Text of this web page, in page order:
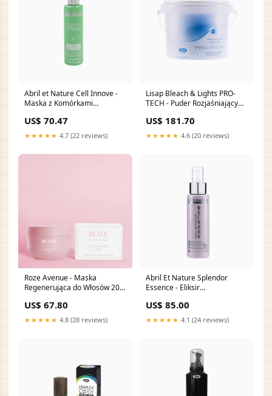
Abril et Nature Cell Innove -
Maska z Komórkami
Podkreślenie Loków
US$ 70.47
★★★★★ 4.7 (22 reviews)
Lisap Bleach & Lights PRO-
TECH - Puder Rozjaśniający
US$ 181.70
★★★★★ 4.6 (20 reviews)
Roze Avenue - Maska
Regenerująca do Włosów 200
US$ 67.80
★★★★★ 4.8 (28 reviews)
Abril Et Nature Splendor
Essence - Eliksir
100 ml Wszystkie rodzaje
włosów
US$ 85.00
★★★★★ 4.1 (24 reviews)